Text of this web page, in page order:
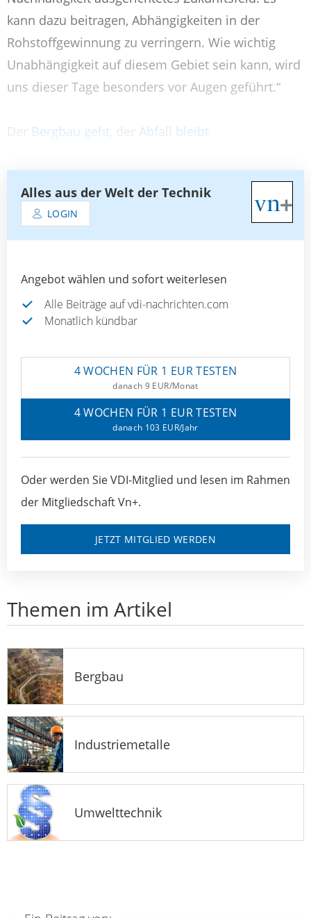
kann dazu beitragen, Abhängigkeiten in der
Rohstoffgewinnung zu verringern. Wie wichtig
Unabhängigkeit auf diesem Gebiet sein kann, wird
uns dieser Tage besonders vor Augen geführt.“
Der Bergbau geht, der Abfall bleibt
Alles aus der Welt der Technik
LOGIN
Angebot wählen und sofort weiterlesen
Alle Beiträge auf vdi-nachrichten.com
Monatlich kündbar
4 WOCHEN FÜR 1 EUR TESTEN
danach 9 EUR/Monat
4 WOCHEN FÜR 1 EUR TESTEN
danach 103 EUR/Jahr
Oder werden Sie VDI-Mitglied und lesen im Rahmen
der Mitgliedschaft Vn+.
JETZT MITGLIED WERDEN
Themen im Artikel
Bergbau
Industriemetalle
Umwelttechnik